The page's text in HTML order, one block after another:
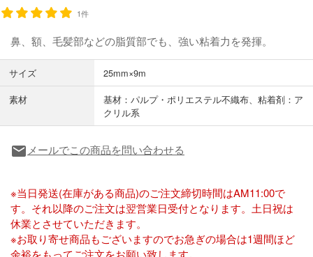
1件
鼻、額、毛髪部などの脂質部でも、強い粘着力を発揮。
サイズ
25mm×9m
素材
基材：パルプ・ポリエステル不織布、粘着剤：ア
クリル系
local_post_office メールでこの商品を問い合わせる
※当日発送(在庫がある商品)のご注文締切時間はAM11:00で
す。それ以降のご注文は翌営業日受付となります。土日祝は
休業とさせていただきます。
※お取り寄せ商品もございますのでお急ぎの場合は1週間ほど
余裕をもってご注文をお願い致します。